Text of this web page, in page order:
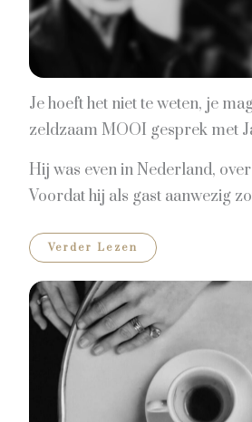
Je hoeft het niet te weten, je
zeldzaam MOOI gesprek met
Hij was even in Nederland,
Voordat hij als gast aanwezig
Verder Lezen